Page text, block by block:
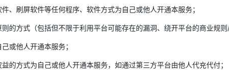
、刷屏软件等任何程序、软件方式为自己或他人开通本服务；
的方式（包括但不限于利用平台可能存在的漏洞、绕开平台的商业规
或他人开通本服务；
的方式为自己或他人开通本服务，如通过第三方平台由他人代充代付；